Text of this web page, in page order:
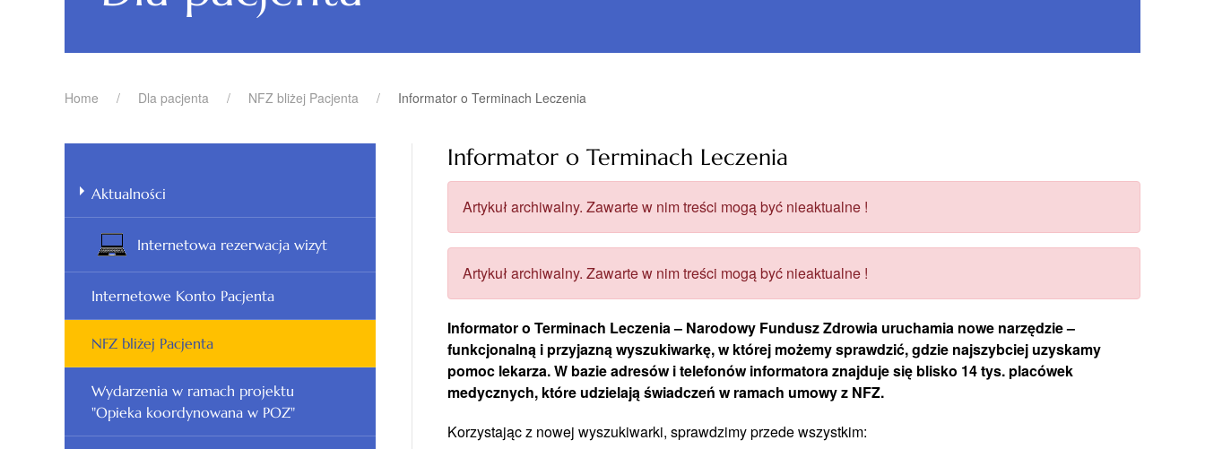
Home Dla pacjenta NFZ bliżej Pacjenta Informator o Terminach Leczenia
Informator o Terminach Leczenia
Artykuł archiwalny. Zawarte w nim treści mogą być nieaktualne !
Artykuł archiwalny. Zawarte w nim treści mogą być nieaktualne !
Informator o Terminach Leczenia – Narodowy Fundusz Zdrowia uruchamia nowe narzędzie –
funkcjonalną i przyjazną wyszukiwarkę, w której możemy sprawdzić, gdzie najszybciej uzyskamy
pomoc lekarza. W bazie adresów i telefonów informatora znajduje się blisko 14 tys. placówek
medycznych, które udzielają świadczeń w ramach umowy z NFZ.
Korzystając z nowej wyszukiwarki, sprawdzimy przede wszystkim:
Aktualności
Internetowa rezerwacja wizyt
Internetowe Konto Pacjenta
NFZ bliżej Pacjenta
Wydarzenia w ramach projektu
"Opieka koordynowana w POZ"